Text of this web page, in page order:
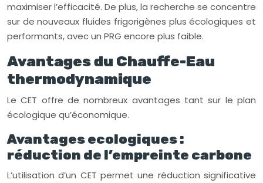
maximiser l’efficacité. De plus, la recherche se concentre
sur de nouveaux fluides frigorigènes plus écologiques et
performants, avec un PRG encore plus faible.
Avantages du Chauffe-Eau
thermodynamique
Le CET offre de nombreux avantages tant sur le plan
écologique qu’économique.
Avantages ecologiques :
réduction de l’empreinte carbone
L’utilisation d’un CET permet une réduction significative